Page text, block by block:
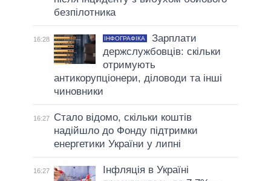
безпілотника
16:28 ІНФОГРАФІКА
Зарплати
держслужбовців: скільки
отримують
антикорупціонери, діловоди та інші
чиновники
16:27
Стало відомо, скільки коштів
надійшло до Фонду підтримки
енергетики України у липні
16:27
Інфляція в Україні